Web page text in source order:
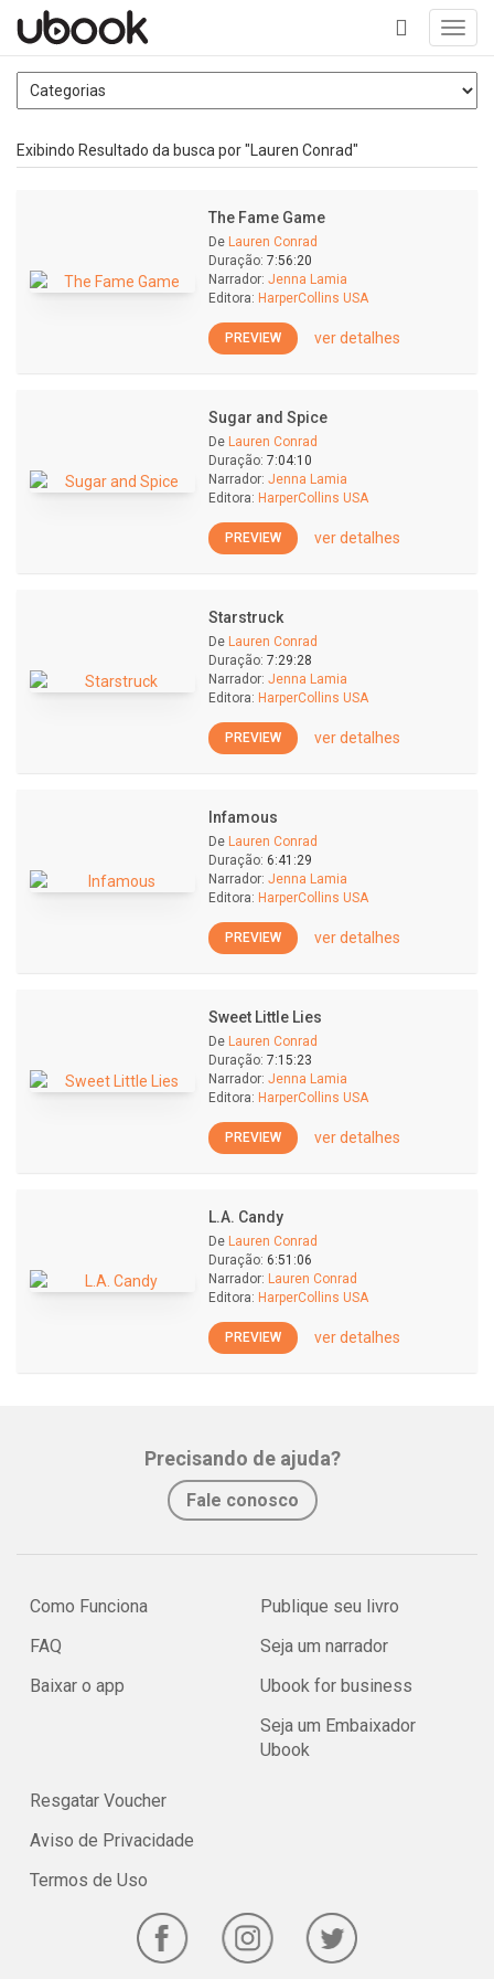
+
Exibindo Resultado da busca por "Lauren Conrad"
The Fame Game
De Lauren Conrad
Duração: 7:56:20
Narrador: Jenna Lamia
Editora: HarperCollins USA
PREVIEW ver detalhes
Sugar and Spice
De Lauren Conrad
Duração: 7:04:10
Narrador: Jenna Lamia
Editora: HarperCollins USA
PREVIEW ver detalhes
Starstruck
De Lauren Conrad
Duração: 7:29:28
Narrador: Jenna Lamia
Editora: HarperCollins USA
PREVIEW ver detalhes
Infamous
De Lauren Conrad
Duração: 6:41:29
Narrador: Jenna Lamia
Editora: HarperCollins USA
PREVIEW ver detalhes
Sweet Little Lies
De Lauren Conrad
Duração: 7:15:23
Narrador: Jenna Lamia
Editora: HarperCollins USA
PREVIEW ver detalhes
L.A. Candy
De Lauren Conrad
Duração: 6:51:06
Narrador: Lauren Conrad
Editora: HarperCollins USA
PREVIEW ver detalhes
Precisando de ajuda?
Fale conosco
Como Funciona
FAQ
Baixar o app
Publique seu livro
Seja um narrador
Ubook for business
Seja um Embaixador
Ubook
Resgatar Voucher
Aviso de Privacidade
Termos de Uso